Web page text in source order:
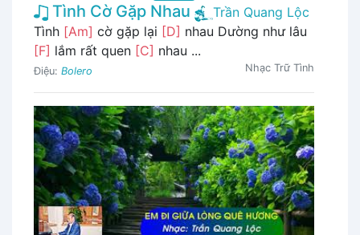
Tình Cờ Gặp Nhau
Trần Quang Lộc
Tình [Am] cờ gặp lại [D] nhau Dường như lâu
[F] lắm rất quen [C] nhau ...
Điệu: Bolero Nhạc Trữ Tình